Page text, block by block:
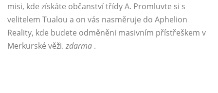
misi, kde získáte občanství třídy A. Promluvte si s
velitelem Tualou a on vás nasměruje do Aphelion
Reality, kde budete odměněni masivním přístřeškem v
Merkurské věži. zdarma .